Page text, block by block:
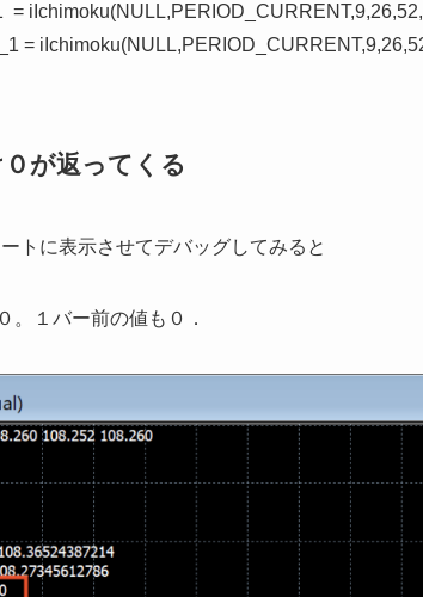
=
=
が返ってくる
トに表示させてデバッグしてみると
。１バー前の値も０．